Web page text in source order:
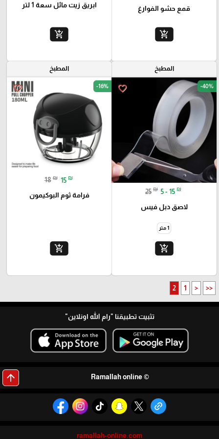
قمع حشو الفوارغ
add_shopping_cart
ابريق زيت مائل سعة 1 لتر
add_shopping_cart
المطبخ
favorite_border -40%
25 ₪ 5 - 15 ₪
لاصق دبل فيس
1 متر
add_shopping_cart
المطبخ
favorite_border -16%
18 ₪ 15 ₪
فرامة ثوم البوكيمون
add_shopping_cart
<<
<
1
2
تثبيت تطبيقنا "رام الله اونلاين"
© Ramallah online
arrow_upward
ramallah-online.com